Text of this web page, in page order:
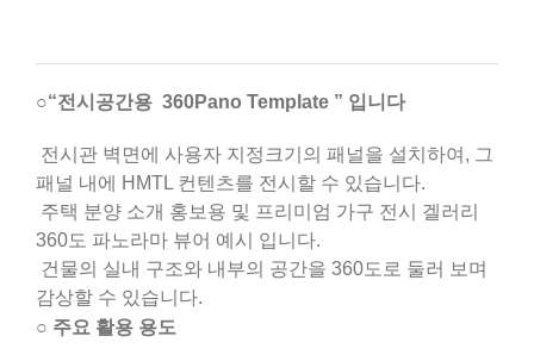
○“전시공간용 360Pano Template ” 입니다
전시관 벽면에 사용자 지정크기의 패널을 설치하여, 그
패널 내에 HMTL 컨텐츠를 전시할 수 있습니다.
주택 분양 소개 홍보용 및 프리미엄 가구 전시 겔러리
360도 파노라마 뷰어 예시 입니다.
건물의 실내 구조와 내부의 공간을 360도로 둘러 보며
감상할 수 있습니다.
○ 주요 활용 용도